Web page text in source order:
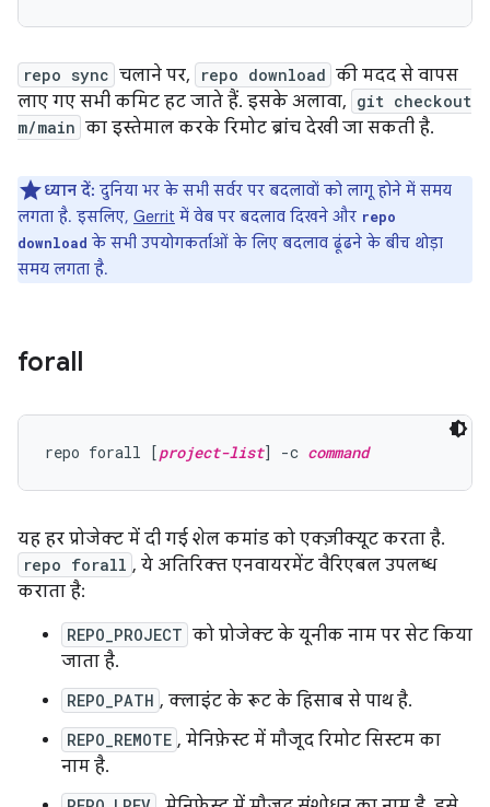
repo sync चलाने पर, repo download की मदद से वापस
लाए गए सभी कमिट हट जाते हैं. इसके अलावा, git checkout
m/main का इस्तेमाल करके रिमोट ब्रांच देखी जा सकती है.
ध्यान दें: दुनिया भर के सभी सर्वर पर बदलावों को लागू होने में समय
लगता है. इसलिए, Gerrit में वेब पर बदलाव दिखने और repo
download के सभी उपयोगकर्ताओं के लिए बदलाव ढूंढने के बीच थोड़ा
समय लगता है.
forall
repo forall [project-list] -c command
यह हर प्रोजेक्ट में दी गई शेल कमांड को एक्ज़ीक्यूट करता है.
repo forall , ये अतिरिक्त एनवायरमेंट वैरिएबल उपलब्ध
कराता है:
REPO_PROJECT को प्रोजेक्ट के यूनीक नाम पर सेट किया
जाता है.
REPO_PATH , क्लाइंट के रूट के हिसाब से पाथ है.
REPO_REMOTE , मेनिफ़ेस्ट में मौजूद रिमोट सिस्टम का
नाम है.